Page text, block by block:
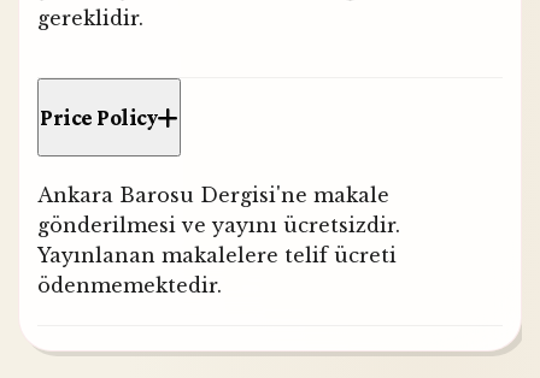
gereklidir.
Price Policy
Ankara Barosu Dergisi'ne makale
gönderilmesi ve yayını ücretsizdir.
Yayınlanan makalelere telif ücreti
ödenmemektedir.